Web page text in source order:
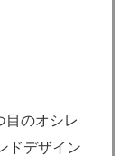
目のオシレ
ドデザイン